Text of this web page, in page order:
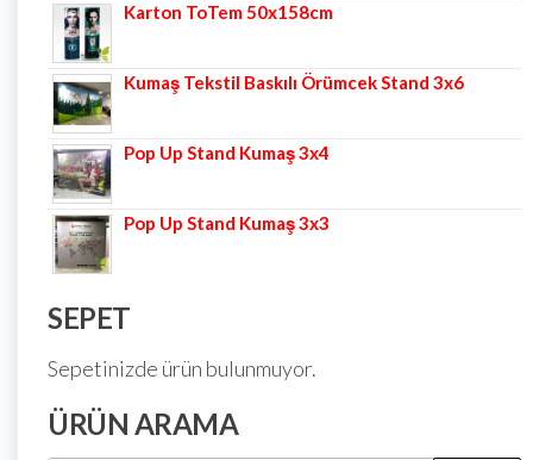
Karton ToTem 50x158cm
Kumaş Tekstil Baskılı Örümcek Stand 3x6
Pop Up Stand Kumaş 3x4
Pop Up Stand Kumaş 3x3
SEPET
Sepetinizde ürün bulunmuyor.
ÜRÜN ARAMA